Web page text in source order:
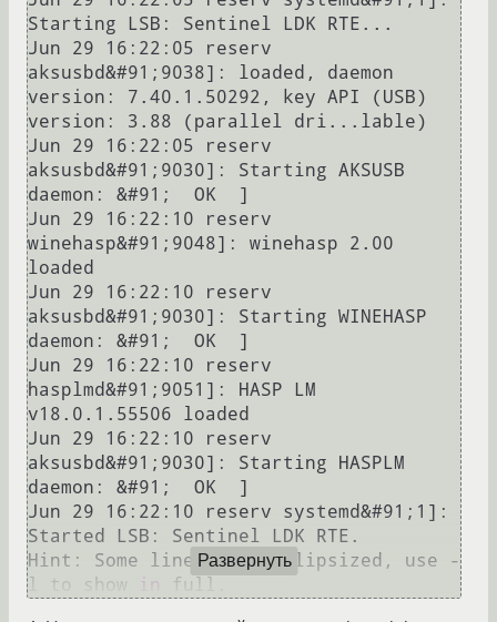
Starting LSB: Sentinel LDK RTE...
Jun 29 16:22:05 reserv
aksusbd&#91;9038]: loaded, daemon
version: 7.40.1.50292, key API (USB)
version: 3.88 (parallel dri...lable)
Jun 29 16:22:05 reserv
aksusbd&#91;9030]: Starting AKSUSB
daemon: &#91;  OK  ]
Jun 29 16:22:10 reserv
winehasp&#91;9048]: winehasp 2.00
loaded
Jun 29 16:22:10 reserv
aksusbd&#91;9030]: Starting WINEHASP
daemon: &#91;  OK  ]
Jun 29 16:22:10 reserv
hasplmd&#91;9051]: HASP LM
v18.0.1.55506 loaded
Jun 29 16:22:10 reserv
aksusbd&#91;9030]: Starting HASPLM
daemon: &#91;  OK  ]
Jun 29 16:22:10 reserv systemd&#91;1]:
Started LSB: Sentinel LDK RTE.
Hint: Some lines were ellipsized, use -
l to show
in full.
Развернуть